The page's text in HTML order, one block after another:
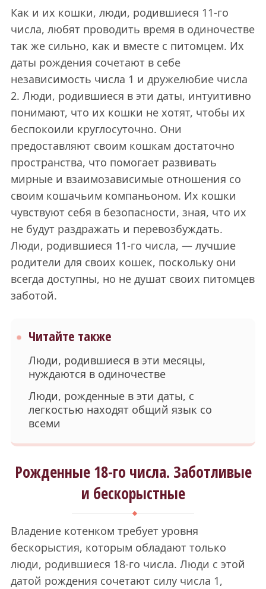
Как и их кошки, люди, родившиеся 11-го
числа, любят проводить время в одиночестве
так же сильно, как и вместе с питомцем. Их
даты рождения сочетают в себе
независимость числа 1 и дружелюбие числа
2. Люди, родившиеся в эти даты, интуитивно
понимают, что их кошки не хотят, чтобы их
беспокоили круглосуточно. Они
предоставляют своим кошкам достаточно
пространства, что помогает развивать
мирные и взаимозависимые отношения со
своим кошачьим компаньоном. Их кошки
чувствуют себя в безопасности, зная, что их
не будут раздражать и перевозбуждать.
Люди, родившиеся 11-го числа, — лучшие
родители для своих кошек, поскольку они
всегда доступны, но не душат своих питомцев
заботой.
Читайте также
Люди, родившиеся в эти месяцы,
нуждаются в одиночестве
Люди, рожденные в эти даты, с
легкостью находят общий язык со
всеми
Рожденные 18-го числа. Заботливые
и бескорыстные
Владение котенком требует уровня
бескорыстия, которым обладают только
люди, родившиеся 18-го числа. Люди с этой
датой рождения сочетают силу числа 1,